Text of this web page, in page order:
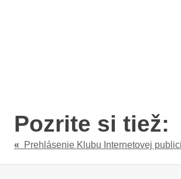
Pozrite si tiež:
« Prehlásenie Klubu Internetovej